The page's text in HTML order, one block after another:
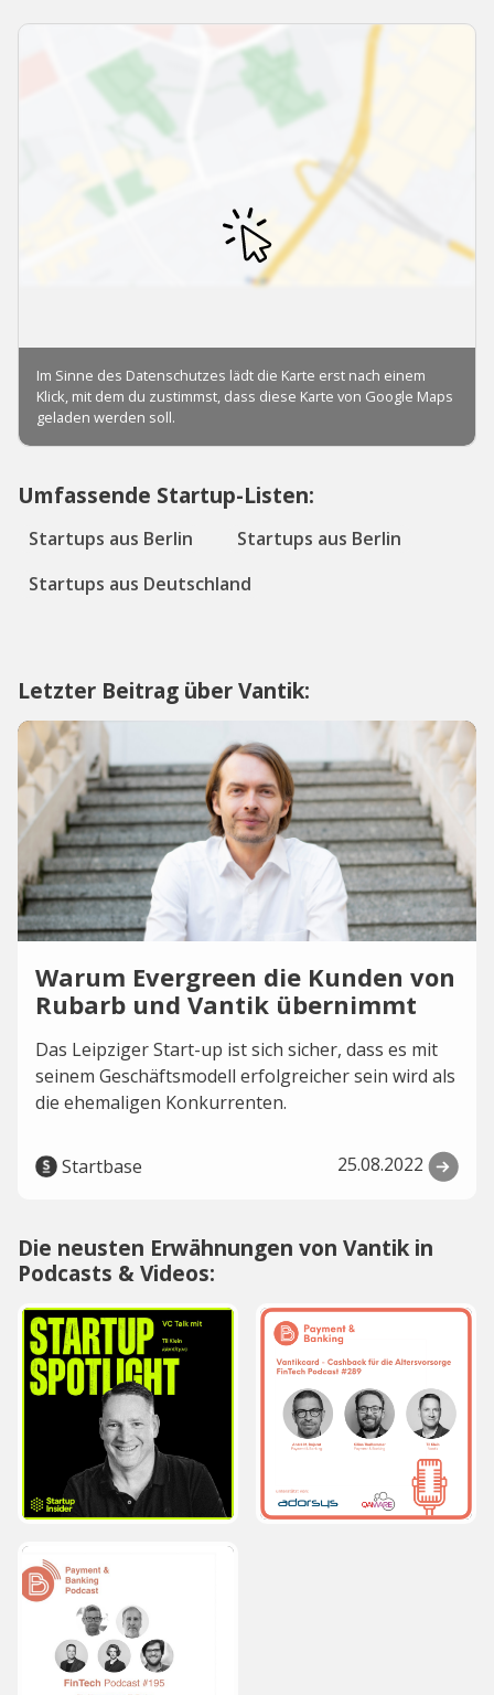
Umfassende Startup-Listen:
Startups aus Berlin
Startups aus Berlin
Startups aus Deutschland
Letzter Beitrag über Vantik:
Warum Evergreen die Kunden von
Rubarb und Vantik übernimmt
Das Leipziger Start-up ist sich sicher, dass es mit
seinem Geschäftsmodell erfolgreicher sein wird als
die ehemaligen Konkurrenten.
Startbase 25.08.2022
Die neusten Erwähnungen von Vantik in
Podcasts & Videos: